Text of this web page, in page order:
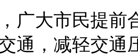
广大市民提前
通，减轻交通